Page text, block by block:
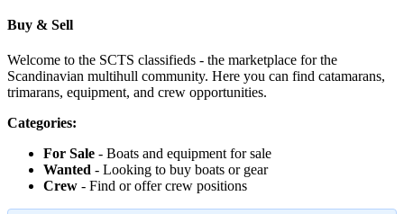
Buy & Sell
Welcome to the SCTS classifieds - the marketplace for the
Scandinavian multihull community. Here you can find catamarans,
trimarans, equipment, and crew opportunities.
Categories:
For Sale - Boats and equipment for sale
Wanted - Looking to buy boats or gear
Crew - Find or offer crew positions